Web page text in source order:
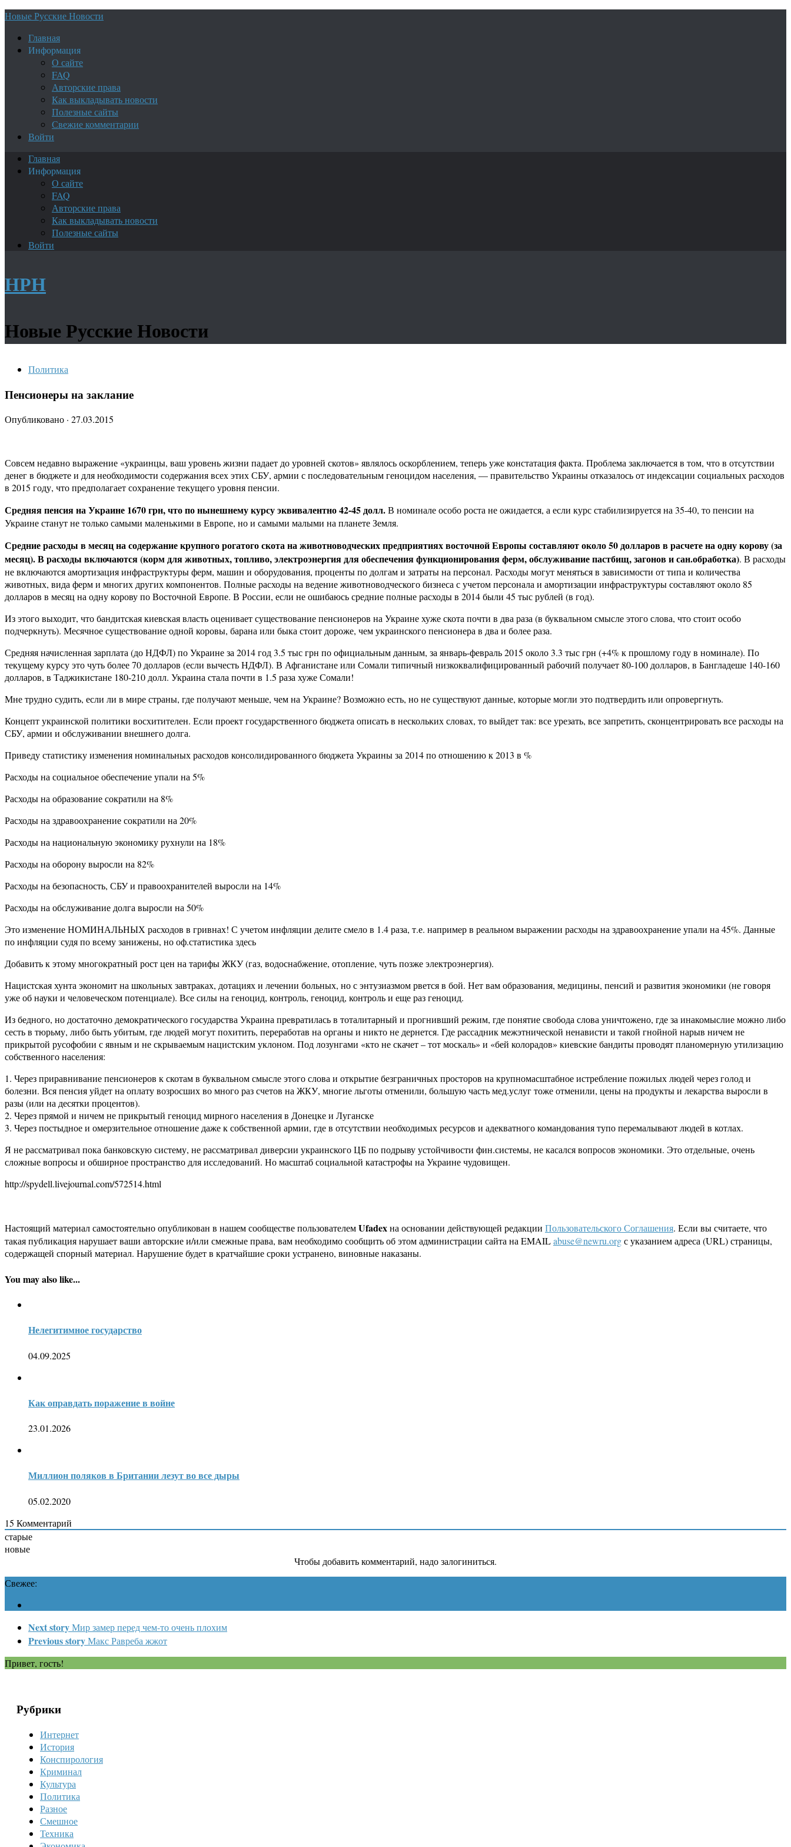
Новые Русские Новости
Главная
Информация
О сайте
FAQ
Авторские права
Как выкладывать новости
Полезные сайты
Свежие комментарии
Войти
Главная
Информация
О сайте
FAQ
Авторские права
Как выкладывать новости
Полезные сайты
Войти
НРН
Новые Русские Новости
Политика
Пенсионеры на заклание
Опубликовано · 27.03.2015
Совсем недавно выражение «украинцы, ваш уровень жизни падает до уровней скотов» являлось оскорблением, теперь уже констатация факта. Проблема заключается в том, что в отсутствии
денег в бюджете и для необходимости содержания всех этих СБУ, армии с последовательным геноцидом населения, — правительство Украины отказалось от индексации социальных расходов
в 2015 году, что предполагает сохранение текущего уровня пенсии.
Средняя пенсия на Украине 1670 грн, что по нынешнему курсу эквивалентно 42-45 долл.В номинале особо роста не ожидается, а если курс стабилизируется на 35-40, то пенсии на
Украине станут не только самыми маленькими в Европе, но и самыми малыми на планете Земля.
Средние расходы в месяц на содержание крупного рогатого скота на животноводческих предприятиях восточной Европы составляют около 50 долларов в расчете на одну корову (за
месяц). В расходы включаются (корм для животных, топливо, электроэнергия для обеспечения функционирования ферм, обслуживание пастбищ, загонов и сан.обработка). В расходы
не включаются амортизация инфраструктуры ферм, машин и оборудования, проценты по долгам и затраты на персонал. Расходы могут меняться в зависимости от типа и количества
животных, вида ферм и многих других компонентов. Полные расходы на ведение животноводческого бизнеса с учетом персонала и амортизации инфраструктуры составляют около 85
долларов в месяц на одну корову по Восточной Европе. В России, если не ошибаюсь средние полные расходы в 2014 были 45 тыс рублей (в год).
Из этого выходит, что бандитская киевская власть оценивает существование пенсионеров на Украине хуже скота почти в два раза (в буквальном смысле этого слова, что стоит особо
подчеркнуть). Месячное существование одной коровы, барана или быка стоит дороже, чем украинского пенсионера в два и более раза.
Средняя начисленная зарплата (до НДФЛ) по Украине за 2014 год 3.5 тыс грн по официальным данным, за январь-февраль 2015 около 3.3 тыс грн (+4% к прошлому году в номинале). По
текущему курсу это чуть более 70 долларов (если вычесть НДФЛ). В Афганистане или Сомали типичный низкоквалифицированный рабочий получает 80-100 долларов, в Бангладеше 140-160
долларов, в Таджикистане 180-210 долл. Украина стала почти в 1.5 раза хуже Сомали!
Мне трудно судить, если ли в мире страны, где получают меньше, чем на Украине? Возможно есть, но не существуют данные, которые могли это подтвердить или опровергнуть.
Концепт украинской политики восхитителен. Если проект государственного бюджета описать в нескольких словах, то выйдет так: все урезать, все запретить, сконцентрировать все расходы на
СБУ, армии и обслуживании внешнего долга.
Приведу статистику изменения номинальных расходов консолидированного бюджета Украины за 2014 по отношению к 2013 в %
Расходы на социальное обеспечение упали на 5%
Расходы на образование сократили на 8%
Расходы на здравоохранение сократили на 20%
Расходы на национальную экономику рухнули на 18%
Расходы на оборону выросли на 82%
Расходы на безопасность, СБУ и правоохранителей выросли на 14%
Расходы на обслуживание долга выросли на 50%
Это изменение НОМИНАЛЬНЫХ расходов в гривнах! С учетом инфляции делите смело в 1.4 раза, т.е. например в реальном выражении расходы на здравоохранение упали на 45%. Данные
по инфляции судя по всему занижены, но оф.статистика здесь
Добавить к этому многократный рост цен на тарифы ЖКУ (газ, водоснабжение, отопление, чуть позже электроэнергия).
Нацистская хунта экономит на школьных завтраках, дотациях и лечении больных, но с энтузиазмом рвется в бой. Нет вам образования, медицины, пенсий и развития экономики (не говоря
уже об науки и человеческом потенциале). Все силы на геноцид, контроль, геноцид, контроль и еще раз геноцид.
Из бедного, но достаточно демократического государства Украина превратилась в тоталитарный и прогнивший режим, где понятие свобода слова уничтожено, где за инакомыслие можно либо
сесть в тюрьму, либо быть убитым, где людей могут похитить, переработав на органы и никто не дернется. Где рассадник межэтнической ненависти и такой гнойной нарыв ничем не
прикрытой русофобии с явным и не скрываемым нацистским уклоном. Под лозунгами «кто не скачет – тот москаль» и «бей колорадов» киевские бандиты проводят планомерную утилизацию
собственного населения:
1. Через приравнивание пенсионеров к скотам в буквальном смысле этого слова и открытие безграничных просторов на крупномасштабное истребление пожилых людей через голод и
болезни. Вся пенсия уйдет на оплату возросших во много раз счетов на ЖКУ, многие льготы отменили, большую часть мед.услуг тоже отменили, цены на продукты и лекарства выросли в
разы (или на десятки процентов).
2. Через прямой и ничем не прикрытый геноцид мирного населения в Донецке и Луганске
3. Через постыдное и омерзительное отношение даже к собственной армии, где в отсутствии необходимых ресурсов и адекватного командования тупо перемалывают людей в котлах.
Я не рассматривал пока банковскую систему, не рассматривал диверсии украинского ЦБ по подрыву устойчивости фин.системы, не касался вопросов экономики. Это отдельные, очень
сложные вопросы и обширное пространство для исследований. Но масштаб социальной катастрофы на Украине чудовищен.
http://spydell.livejournal.com/572514.html
Настоящий материал самостоятельно опубликован в нашем сообществе пользователемUfadexна основании действующей редакции Пользовательского Соглашения. Если вы считаете, что
такая публикация нарушает ваши авторские и/или смежные права, вам необходимо сообщить об этом администрации сайта на EMAILabuse@newru.orgс указанием адреса (URL) страницы,
содержащей спорный материал. Нарушение будет в кратчайшие сроки устранено, виновные наказаны.
You may also like...
Нелегитимное государство
04.09.2025
Как оправдать поражение в войне
23.01.2026
Миллион поляков в Британии лезут во все дыры
05.02.2020
15 Комментарий
старые
новые
Чтобы добавить комментарий, надо залогиниться.
Свежее:
Next storyМир замер перед чем-то очень плохим
Previous storyМакс Равреба жжот
Привет, гость!
Рубрики
Интернет
История
Конспирология
Криминал
Культура
Политика
Разное
Смешное
Техника